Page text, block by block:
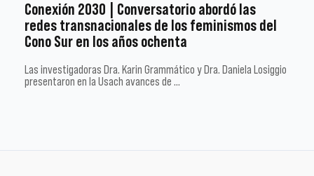
Conexión 2030 | Conversatorio abordó las
redes transnacionales de los feminismos del
Cono Sur en los años ochenta
Las investigadoras Dra. Karin Grammático y Dra. Daniela Losiggio
presentaron en la Usach avances de …